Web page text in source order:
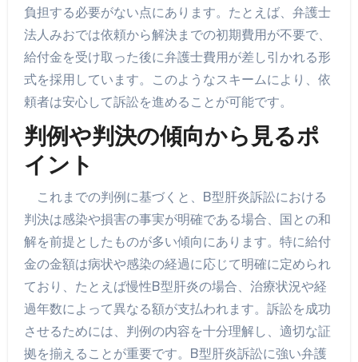
負担する必要がない点にあります。たとえば、弁護士
法人みおでは依頼から解決までの初期費用が不要で、
給付金を受け取った後に弁護士費用が差し引かれる形
式を採用しています。このようなスキームにより、依
頼者は安心して訴訟を進めることが可能です。
判例や判決の傾向から見るポ
イント
これまでの判例に基づくと、B型肝炎訴訟における
判決は感染や損害の事実が明確である場合、国との和
解を前提としたものが多い傾向にあります。特に給付
金の金額は病状や感染の経過に応じて明確に定められ
ており、たとえば慢性B型肝炎の場合、治療状況や経
過年数によって異なる額が支払われます。訴訟を成功
させるためには、判例の内容を十分理解し、適切な証
拠を揃えることが重要です。B型肝炎訴訟に強い弁護